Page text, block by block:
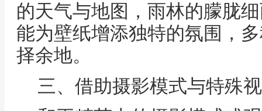
的天气与地图，雨林的朦胧
能为壁纸增添独特的氛围，
择余地。
三、借助摄影模式与特殊